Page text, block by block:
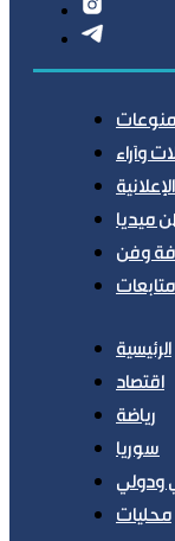
منوعات
وآراء
ميديا
وفن
متابعات
الرئيسية
اقتصاد
رياضة
سوريا
ودولي
محليات